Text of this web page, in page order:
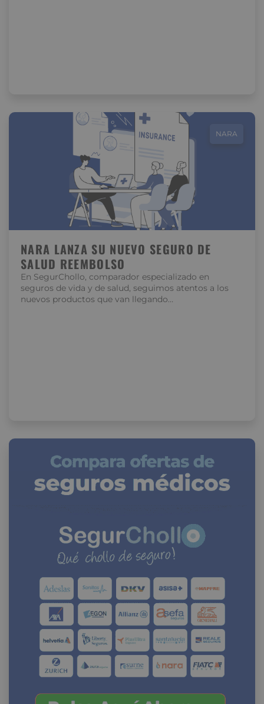
NARA
NARA LANZA SU NUEVO SEGURO DE
SALUD REEMBOLSO
En SegurChollo, comparador especializado en
seguros de vida y de salud, seguimos atentos a los
nuevos productos que van llegando…